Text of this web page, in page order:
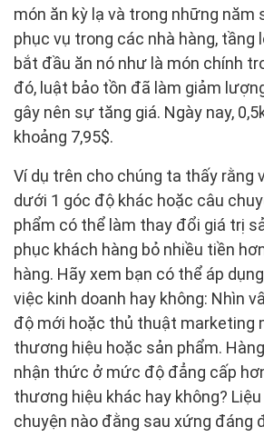
món ăn kỳ lạ và trong những năm
phục vụ trong các nhà hàng, tầng
bắt đầu ăn nó như là món chính
đó, luật bảo tồn đã làm giảm
gây nên sự tăng giá. Ngày nay,
khoảng 7,95$.
Ví dụ trên cho chúng ta thấy rằng
dưới 1 góc độ khác hoặc câu
phẩm có thể làm thay đổi giá trị
phục khách hàng bỏ nhiều tiền
hàng. Hãy xem bạn có thể áp
việc kinh doanh hay không: Nhìn
độ mới hoặc thủ thuật marketing
thương hiệu hoặc sản phẩm.
nhận thức ở mức độ đẳng cấp
thương hiệu khác hay không?
chuyện nào đằng sau xứng đáng